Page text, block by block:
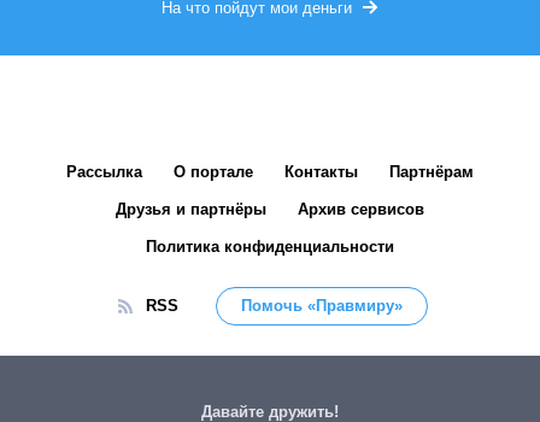
На что пойдут мои деньги
Рассылка О портале Контакты Партнёрам
Друзья и партнёры Архив сервисов
Политика конфиденциальности
RSS Помочь «Правмиру»
Давайте дружить!